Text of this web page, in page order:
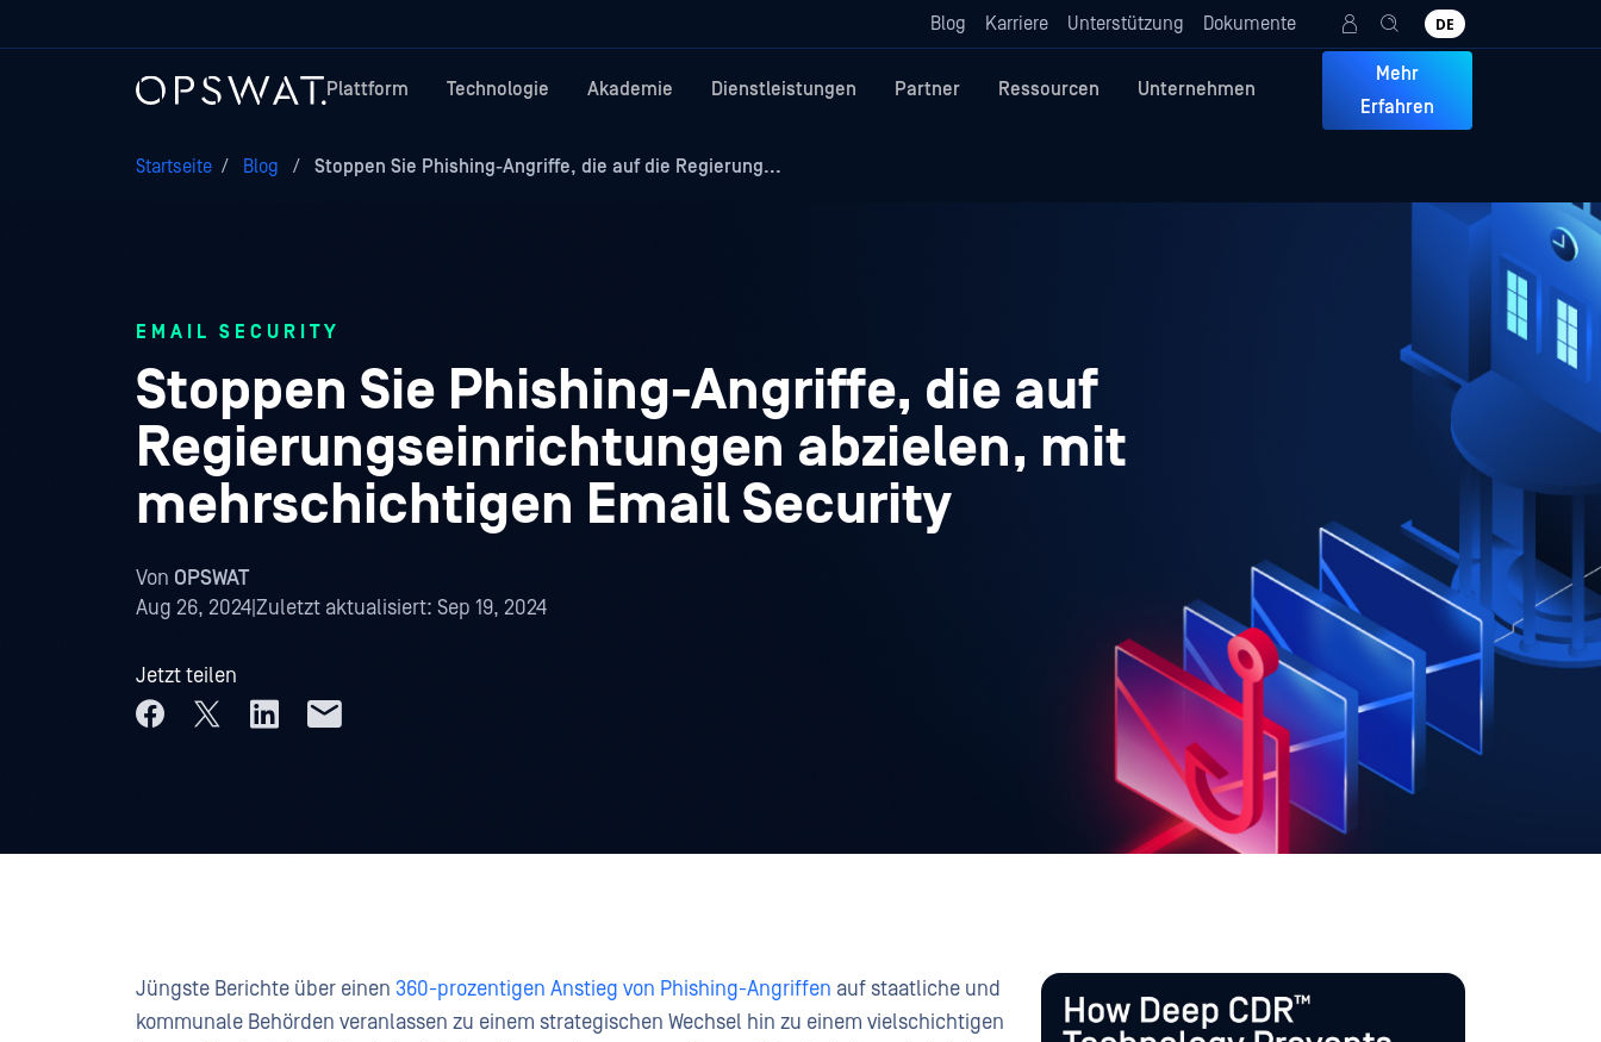
Blog Karriere Unterstützung Dokumente DE
Plattform Technologie Akademie Dienstleistungen Partner Ressourcen Unternehmen
Mehr
Erfahren
Startseite / Blog / Stoppen Sie Phishing-Angriffe, die auf die Regierung...
EMAIL SECURITY
Stoppen Sie Phishing-Angriffe, die auf
Regierungseinrichtungen abzielen, mit
mehrschichtigen Email Security
Von OPSWAT
Aug 26, 2024Zuletzt aktualisiert: Sep 19, 2024
Jetzt teilen
Jüngste Berichte über einen 360-prozentigen Anstieg von Phishing-Angriffen auf staatliche und
kommunale Behörden veranlassen zu einem strategischen Wechsel hin zu einem vielschichtigen